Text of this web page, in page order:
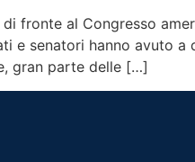
fronte al Congresso
senatori hanno avuto
gran parte delle […]